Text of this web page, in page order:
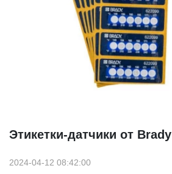
Этикетки-датчики от Brady
2024-04-12 08:42:00